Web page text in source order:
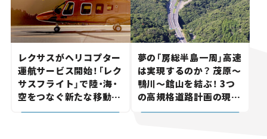
レクサスがヘリコプター
運航サービス開始！「レク
サスフライト」で陸・海・
空をつなぐ新たな移動体
験とは
夢の「房総半島一周」高速
は実現するのか？ 茂原～
鴨川～館山を結ぶ！ 3つ
の高規格道路計画の現
状。「館山鴨川道路」で検